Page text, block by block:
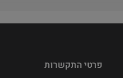
פרטי התקשרות